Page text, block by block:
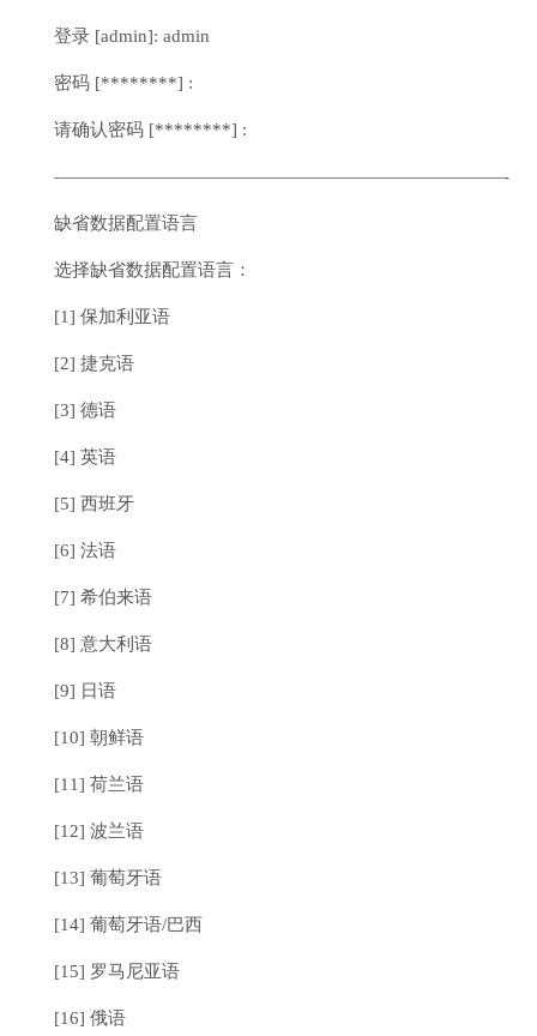
登录 [admin]: admin
密码 [********] :
请确认密码 [********] :
—————————————————————————-
缺省数据配置语言
选择缺省数据配置语言：
[1] 保加利亚语
[2] 捷克语
[3] 德语
[4] 英语
[5] 西班牙
[6] 法语
[7] 希伯来语
[8] 意大利语
[9] 日语
[10] 朝鲜语
[11] 荷兰语
[12] 波兰语
[13] 葡萄牙语
[14] 葡萄牙语/巴西
[15] 罗马尼亚语
[16] 俄语